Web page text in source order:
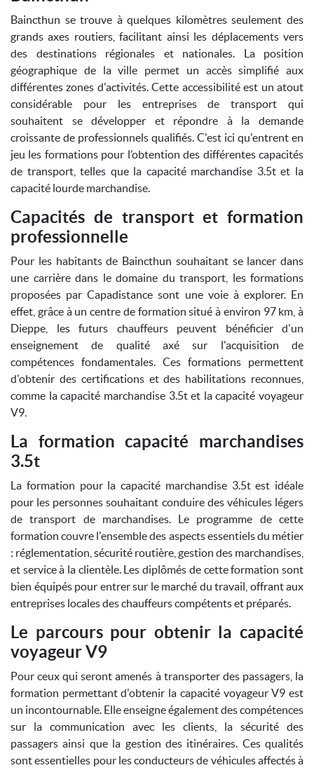
Baincthun se trouve à quelques kilomètres seulement des
grands axes routiers, facilitant ainsi les déplacements vers
des destinations régionales et nationales. La position
géographique de la ville permet un accès simplifié aux
différentes zones d'activités. Cette accessibilité est un atout
considérable pour les entreprises de transport qui
souhaitent se développer et répondre à la demande
croissante de professionnels qualifiés. C'est ici qu'entrent en
jeu les formations pour l’obtention des différentes capacités
de transport, telles que la capacité marchandise 3.5t et la
capacité lourde marchandise.
Capacités de transport et formation
professionnelle
Pour les habitants de Baincthun souhaitant se lancer dans
une carrière dans le domaine du transport, les formations
proposées par Capadistance sont une voie à explorer. En
effet, grâce à un centre de formation situé à environ 97 km, à
Dieppe, les futurs chauffeurs peuvent bénéficier d'un
enseignement de qualité axé sur l'acquisition de
compétences fondamentales. Ces formations permettent
d'obtenir des certifications et des habilitations reconnues,
comme la capacité marchandise 3.5t et la capacité voyageur
V9.
La formation capacité marchandises
3.5t
La formation pour la capacité marchandise 3.5t est idéale
pour les personnes souhaitant conduire des véhicules légers
de transport de marchandises. Le programme de cette
formation couvre l'ensemble des aspects essentiels du métier
: réglementation, sécurité routière, gestion des marchandises,
et service à la clientèle. Les diplômés de cette formation sont
bien équipés pour entrer sur le marché du travail, offrant aux
entreprises locales des chauffeurs compétents et préparés.
Le parcours pour obtenir la capacité
voyageur V9
Pour ceux qui seront amenés à transporter des passagers, la
formation permettant d'obtenir la capacité voyageur V9 est
un incontournable. Elle enseigne également des compétences
sur la communication avec les clients, la sécurité des
passagers ainsi que la gestion des itinéraires. Ces qualités
sont essentielles pour les conducteurs de véhicules affectés à